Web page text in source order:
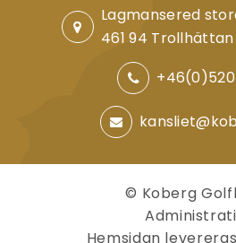
Lagmansered
461 94 Trollhättan
+46(0)520
© Koberg
Hemsidan